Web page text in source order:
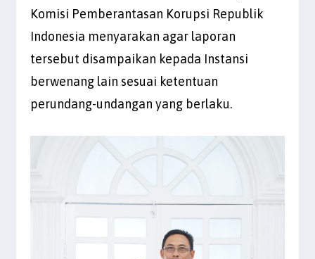
Komisi Pemberantasan Korupsi Republik
Indonesia menyarakan agar laporan
tersebut disampaikan kepada Instansi
berwenang lain sesuai ketentuan
perundang-undangan yang berlaku.